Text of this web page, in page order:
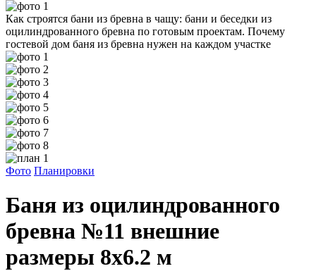
Как строятся бани из бревна в чащу: бани и беседки из
оцилиндрованного бревна по готовым проектам. Почему
гостевой дом баня из бревна нужен на каждом участке
Фото Планировки
Баня из оцилиндрованного
бревна №11 внешние
размеры 8х6.2 м